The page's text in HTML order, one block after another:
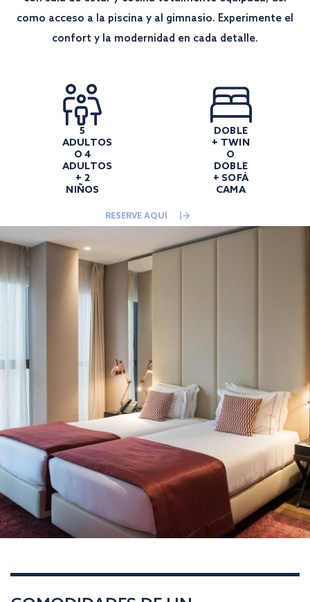
como acceso a la piscina y al gimnasio. Experimente el
confort y la modernidad en cada detalle.
5
ADULTOS
O 4
ADULTOS
+ 2
NIÑOS
DOBLE
+ TWIN
O
DOBLE
+ SOFÁ
CAMA
RESERVE AQUÍ